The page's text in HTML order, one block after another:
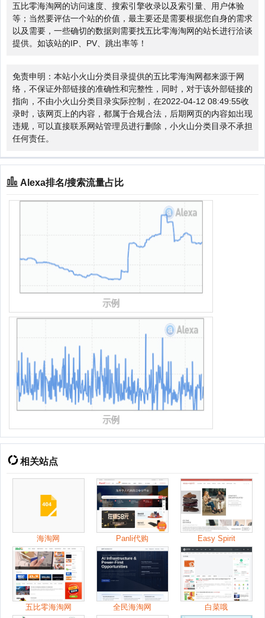
五比零海淘网的访问速度、搜索引擎收录以及索引量、用户体验
等；当然要评估一个站的价值，最主要还是需要根据您自身的需求
以及需要，一些确切的数据则需要找五比零海淘网的站长进行洽谈
提供。如该站的IP、PV、跳出率等！
免责申明：本站小火山分类目录提供的五比零海淘网都来源于网
络，不保证外部链接的准确性和完整性，同时，对于该外部链接的
指向，不由小火山分类目录实际控制，在2022-04-12 08:49:55收
录时，该网页上的内容，都属于合规合法，后期网页的内容如出现
违规，可以直接联系网站管理员进行删除，小火山分类目录不承担
任何责任。
Alexa排名/搜索流量占比
相关站点
海淘网 Panli代购 Easy Spirit
五比零海淘网 全民海淘网 白菜哦